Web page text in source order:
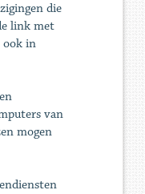
die
link met
ook in
van
mogen